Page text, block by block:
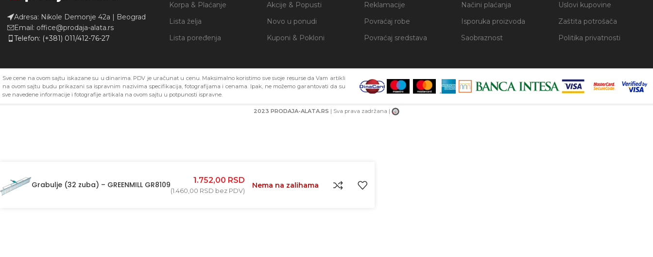
Adresa: Nikole Demonje 42a | Beograd
Email: office@prodaja-alata.rs
Telefon: (+381) 011/412-76-27
Korpa & Plaćanje
Lista želja
Lista poređenja
Akcije & Popusti
Novo u ponudi
Kuponi & Pokloni
Reklamacije
Povraćaj robe
Povraćaj sredstava
Načini plaćanja
Isporuka proizvoda
Saobraznost
Uslovi kupovine
Zaštita potrošača
Politika privatnosti
Sve cene na ovom sajtu iskazane su u dinarima. PDV je uračunat u cenu. Maksimalno koristimo sve svoje resurse da Vam artikli
na ovom sajtu budu prikazani sa ispravnim nazivima specifikacija, fotografijama i cenama. Ipak, ne možemo garantovati da su
sve navedene informacije i fotografije artikala na ovom sajtu u potpunosti ispravne.
2023 PRODAJA-ALATA.RS | Sva prava zadržana |
Grabulje (32 zuba) – GREENMILL GR8109 1.752,00 RSD
(1.460,00 RSD bez PDV)
Nema na zalihama